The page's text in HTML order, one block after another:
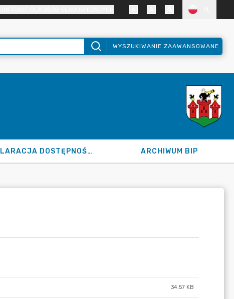
WYSZUKIWANIE ZAAWANSOWANE
DEKLARACJA DOSTĘPNOŚCI ARCHIWUM BIP
34.57 KB